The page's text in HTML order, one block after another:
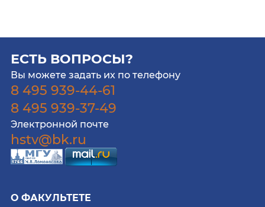
ЕСТЬ ВОПРОСЫ?
Вы можете задать их по телефону
8 495 939-44-61
8 495 939-37-49
Электронной почте
hstv@bk.ru
О ФАКУЛЬТЕТЕ